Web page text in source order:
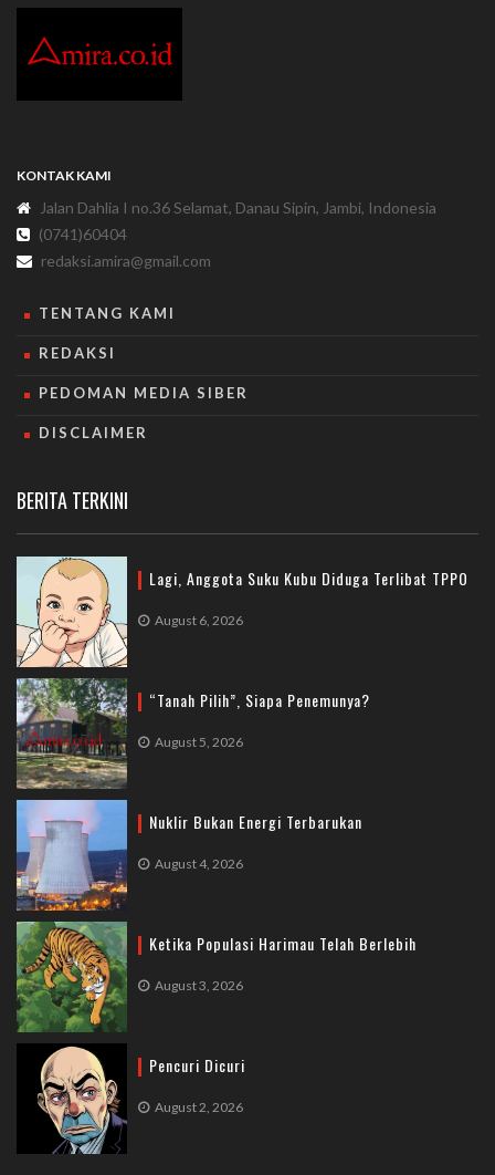
KONTAK KAMI
Jalan Dahlia I no.36 Selamat, Danau Sipin, Jambi, Indonesia
(0741)60404
redaksi.amira@gmail.com
TENTANG KAMI
REDAKSI
PEDOMAN MEDIA SIBER
DISCLAIMER
BERITA TERKINI
Lagi, Anggota Suku Kubu Diduga Terlibat TPPO
August 6, 2026
“Tanah Pilih”, Siapa Penemunya?
August 5, 2026
Nuklir Bukan Energi Terbarukan
August 4, 2026
Ketika Populasi Harimau Telah Berlebih
August 3, 2026
Pencuri Dicuri
August 2, 2026